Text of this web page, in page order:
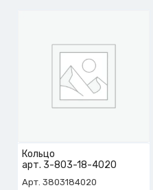
Кольцо
арт. 3-803-18-4020
Арт. 3803184020